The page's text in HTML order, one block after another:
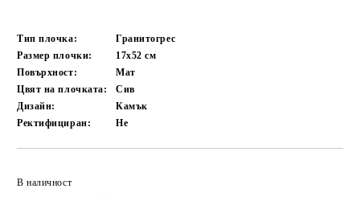
Тип плочка:
Гранитогрес
Размер плочки:
17х52см
Повърхност:
Мат
Цвят на плочката:
Сив
Дизайн:
Камък
Ректифициран:
Не
В наличност